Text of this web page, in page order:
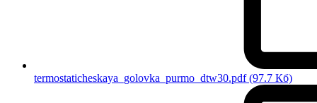
termostaticheskaya_golovka_purmo_dtw30.pdf(97.7 Кб)